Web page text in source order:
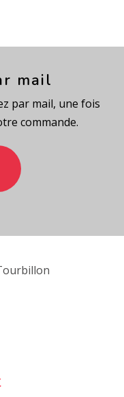
mail
par mail, une fois
commande.